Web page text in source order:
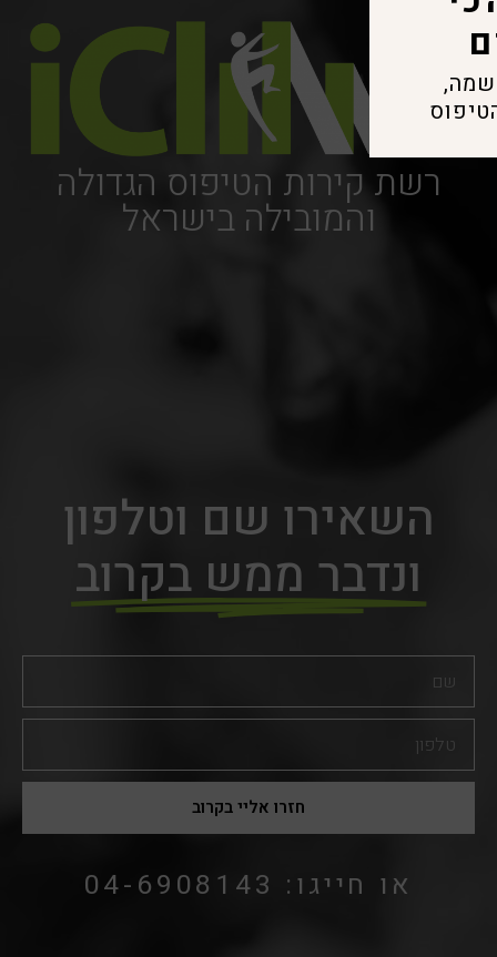
רשת קירות הטיפוס הגדולה
והמובילה בישראל
השאירו שם וטלפון
ונדבר ממש בקרוב
חזרו אליי בקרוב
או חייגו: 04-6908143
מעצים
לפרטים והרשמה,
גשו למתחם הטיפוס